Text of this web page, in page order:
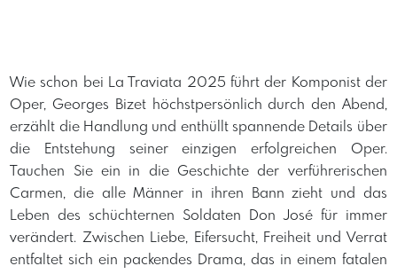
Wie schon bei La Traviata 2025 führt der Komponist der
Oper, Georges Bizet höchstpersönlich durch den Abend,
erzählt die Handlung und enthüllt spannende Details über
die Entstehung seiner einzigen erfolgreichen Oper.
Tauchen Sie ein in die Geschichte der verführerischen
Carmen, die alle Männer in ihren Bann zieht und das
Leben des schüchternen Soldaten Don José für immer
verändert. Zwischen Liebe, Eifersucht, Freiheit und Verrat
entfaltet sich ein packendes Drama, das in einem fatalen